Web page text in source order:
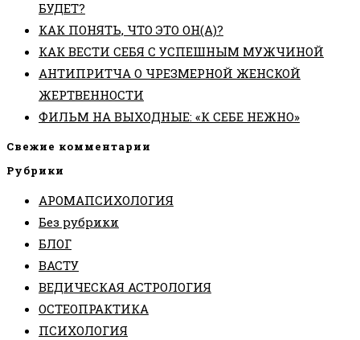
БУДЕТ?
КАК ПОНЯТЬ, ЧТО ЭТО ОН(А)?
КАК ВЕСТИ СЕБЯ С УСПЕШНЫМ МУЖЧИНОЙ
АНТИПРИТЧА О ЧРЕЗМЕРНОЙ ЖЕНСКОЙ
ЖЕРТВЕННОСТИ
ФИЛЬМ НА ВЫХОДНЫЕ: «К СЕБЕ НЕЖНО»
Свежие комментарии
Рубрики
АРОМАПСИХОЛОГИЯ
Без рубрики
БЛОГ
ВАСТУ
ВЕДИЧЕСКАЯ АСТРОЛОГИЯ
ОСТЕОПРАКТИКА
ПСИХОЛОГИЯ